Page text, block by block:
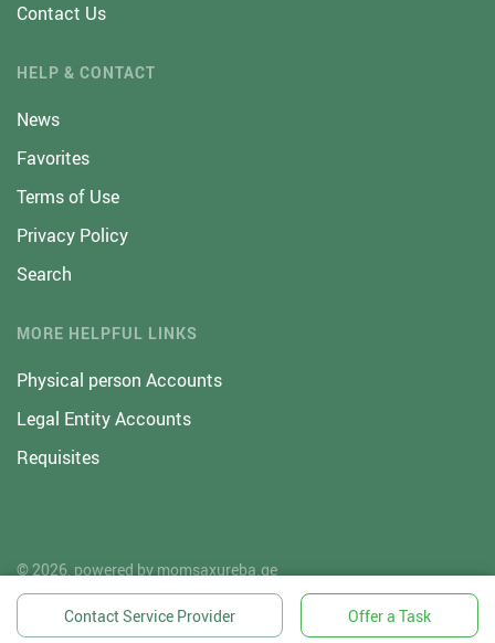
Contact Us
HELP & CONTACT
News
Favorites
Terms of Use
Privacy Policy
Search
MORE HELPFUL LINKS
Physical person Accounts
Legal Entity Accounts
Requisites
© 2026, powered by momsaxureba.ge